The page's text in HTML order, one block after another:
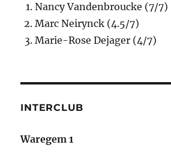
Nancy Vandenbroucke (7/7)
Marc Neirynck (4.5/7)
Marie-Rose Dejager (4/7)
INTERCLUB
Waregem 1